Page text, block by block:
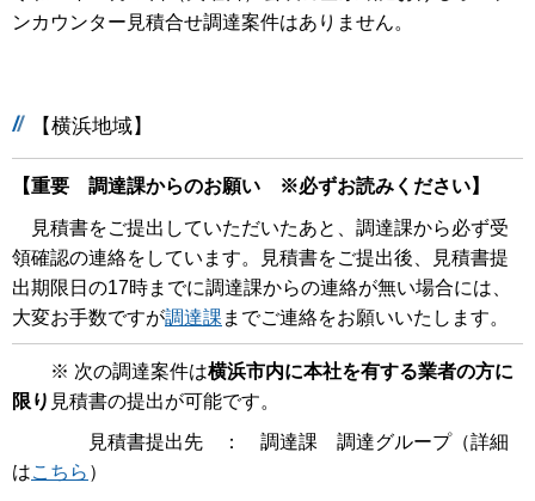
ンカウンター見積合せ調達案件はありません。
【横浜地域】
【重要 調達課からのお願い ※必ずお読みください】
見積書をご提出していただいたあと、調達課から必ず受
領確認の連絡をしています。見積書をご提出後、見積書提
出期限日の17時までに調達課からの連絡が無い場合には、
大変お手数ですが調達課 までご連絡をお願いいたします。
※ 次の調達案件は横浜市内に本社を有する業者の方に
限り 見積書の提出が可能です。
見積書提出先 ： 調達課 調達グループ（詳細
はこちら ）